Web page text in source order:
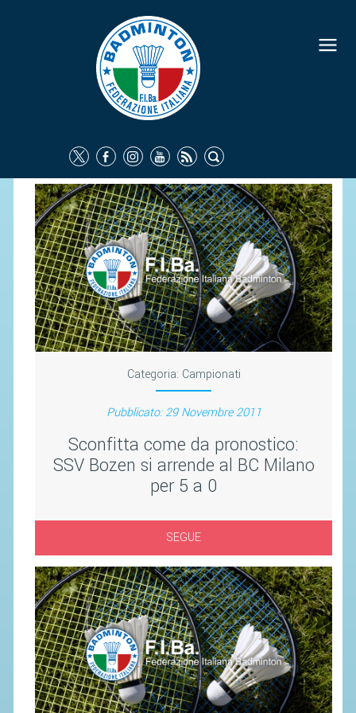
Categoria: Campionati
Pubblicato: 29 Novembre 2011
Sconfitta come da pronostico:
SSV Bozen si arrende al BC Milano
per 5 a 0
SEGUE
FEDERAZIONE
IDENTITÀ
COMMISSIONI FEDERALI
ORGANI TERRITORIALI
SOCIETÀ SPORTIVE
CARTE FEDERALI
ATTI UFFICIALI
TUTELA DELLA SALUTE -
ANTIDOPING
COMUNICAZIONE E MARKETING
CONTATTI
AVVISI E BANDI
CIRCOLARI
RESPONSABILITÀ SOCIALE
SAFEGUARDING
RICHIESTA PATROCINIO
GIUSTIZIA FEDERALE
REGOLAMENTI
PROVVEDIMENTI
ORGANI DI GIUSTIZIA FEDERALE
MAGLIA AZZURRA